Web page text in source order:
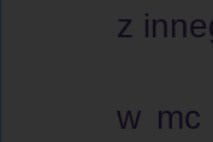
z
w mc